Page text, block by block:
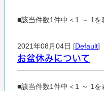
■該当件数1件中＜1 ～ 1を
2021年08月04日 [Default]
お盆休みについて
■該当件数1件中＜1 ～ 1を